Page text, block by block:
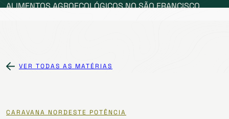
ALIMENTOS AGROECOLÓGICOS NO SÃO FRANCISCO
VER TODAS AS MATÉRIAS
CARAVANA NORDESTE POTÊNCIA